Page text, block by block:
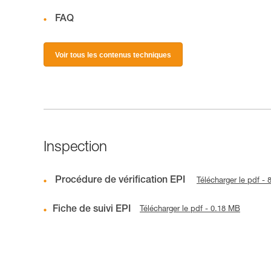
FAQ
Voir tous les contenus techniques
Inspection
Procédure de vérification EPI Télécharger le pdf -
Fiche de suivi EPI Télécharger le pdf - 0.18 MB